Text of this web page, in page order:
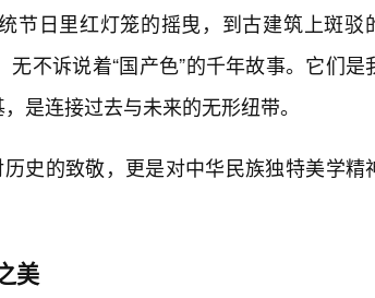
节日里红灯笼的摇曳，到古建筑上斑驳
不诉说着“国产色”的千年故事。它们是
是连接过去与未来的无形纽带。
史的致敬，更是对中华民族独特美学精
美